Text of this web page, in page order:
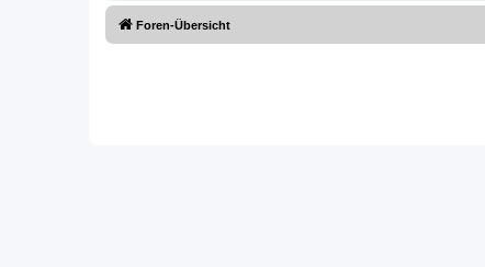
Foren-Übersicht